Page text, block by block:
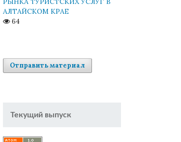
АЛТАЙСКОМ КРАЕ
64
Отправить материал
Текущий выпуск